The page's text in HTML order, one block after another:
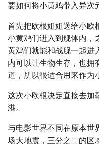
要如何将小黄鸡带入异次
首先把欧根姐姐送给小欧
小黄鸡们进入到舰体内，
黄鸡们就能和战舰一起进
内可以让生物生存，也拥
道，所以很适合用来作为
这次小欧根决定直接去加
港。
与电影世界不同在原本世
场大地震，三分之二的区